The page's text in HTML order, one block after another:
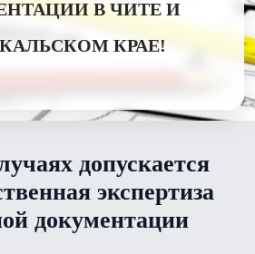
В ЧИТЕ И
КРАЕ!
допускается
экспертиза
документации